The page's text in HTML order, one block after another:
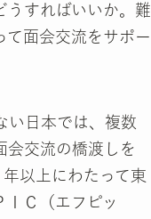
うすればいいか。難
て面会交流をサポー
い日本では、複数
会交流の橋渡しを
年以上にわたって東
Ｃ（エフピッ